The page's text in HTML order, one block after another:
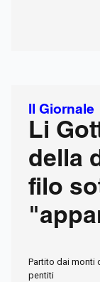
Il Giornale
Li
della
filo
Partito dai monti
pentiti